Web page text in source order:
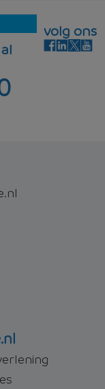
volg ons